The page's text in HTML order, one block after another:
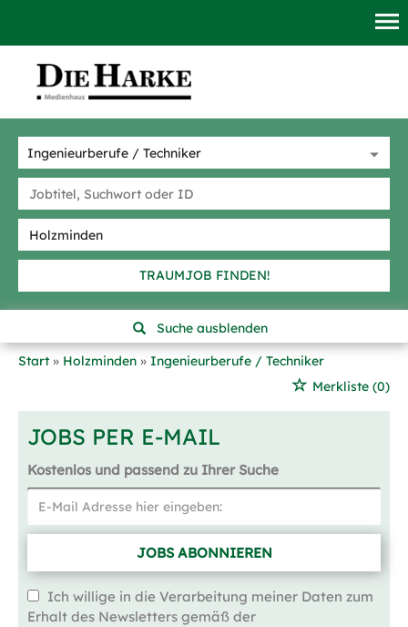
TRAUMJOB FINDEN!
Suche ausblenden
Start
Holzminden
Ingenieurberufe / Techniker
Merkliste (0)
JOBS PER E-MAIL
Kostenlos und passend zu Ihrer Suche
JOBS ABONNIEREN
Ich willige in die Verarbeitung meiner Daten zum
Erhalt des Newsletters gemäß der